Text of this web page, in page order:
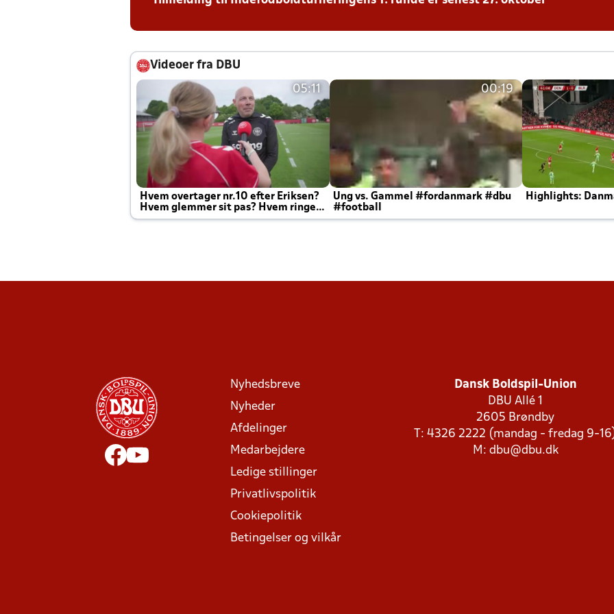
Videoer fra DBU
05:11
Hvem overtager nr.10 efter Eriksen?
Hvem glemmer sit pas? Hvem ringer
Joachim altid til efter kampe?
00:19
Ung vs. Gammel #fordanmark #dbu
#football
Highlights:
Nyhedsbreve
Nyheder
Afdelinger
Medarbejdere
Ledige stillinger
Privatlivspolitik
Cookiepolitik
Betingelser og vilkår
Dansk Boldspil-Union
DBU Allé 1
2605 Brøndby
T: 4326 2222 (mandag - fredag 9-
M: dbu@dbu.dk